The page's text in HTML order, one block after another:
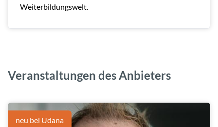
Weiterbildungswelt.
Veranstaltungen des Anbieters
neu bei Udana